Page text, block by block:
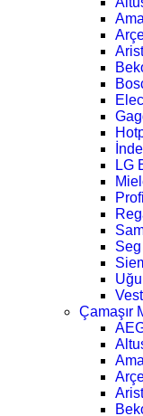
LG
Çamaşır